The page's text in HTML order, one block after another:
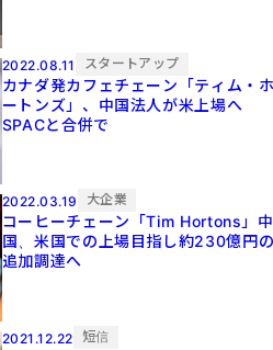
2022.08.11 スタートアップ
カナダ発カフェチェーン「ティム・
ートンズ」、中国法人が米上場へ
SPACと合併で
2022.03.19 大企業
コーヒーチェーン「Tim Hortons」中
国、米国での上場目指し約230億円
追加調達へ
2021.12.22 短信